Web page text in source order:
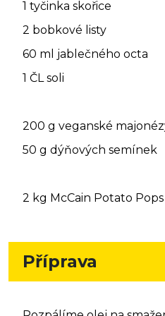
1 tyčinka skořice
2 bobkové listy
60 ml jablečného octa
1 ČL soli
200 g veganské
50 g dýňových semínek
2 kg McCain Potato Pops
Příprava